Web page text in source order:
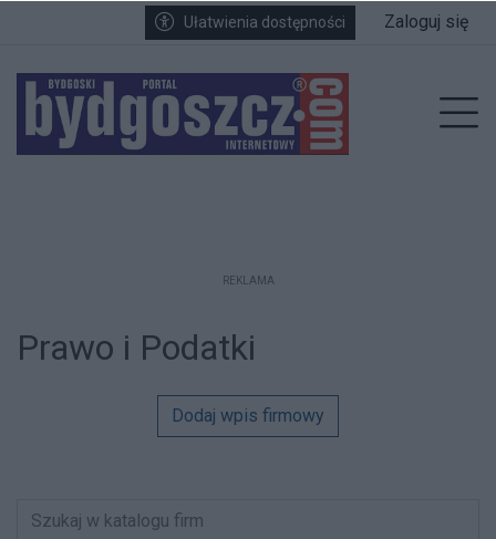
Przejdź do głównych treści
Przejdź do wyszukiwarki
Przejdź do głównego menuUłatwienia dostępności Zaloguj się
REKLAMA
Prawo i Podatki
Dodaj wpis firmowy